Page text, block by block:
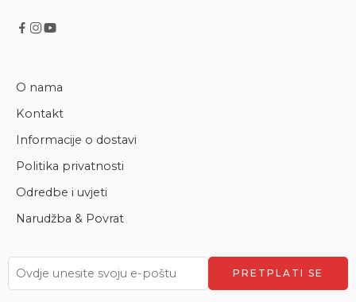
O nama
Kontakt
Informacije o dostavi
Politika privatnosti
Odredbe i uvjeti
Narudžba & Povrat